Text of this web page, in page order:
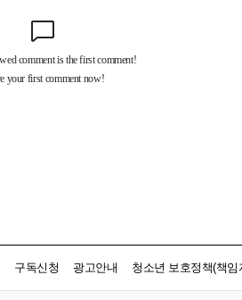
구독신청 광고안내 청소년 보호정책(책임